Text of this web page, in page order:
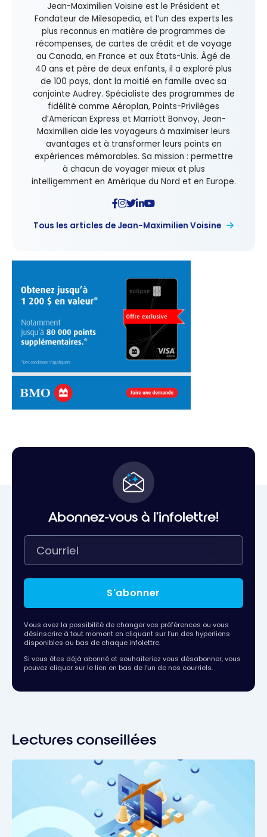
Jean-Maximilien Voisine est le Président et
Fondateur de Milesopedia, et l’un des experts les
plus reconnus en matière de programmes de
récompenses, de cartes de crédit et de voyage
au Canada, en France et aux États-Unis. Âgé de
40 ans et père de deux enfants, il a exploré plus
de 100 pays, dont la moitié en famille avec sa
conjointe Audrey. Spécialiste des programmes de
fidélité comme Aéroplan, Points-Privilèges
d’American Express et Marriott Bonvoy, Jean-
Maximilien aide les voyageurs à maximiser leurs
avantages et à transformer leurs points en
expériences mémorables. Sa mission : permettre
à chacun de voyager mieux et plus
intelligemment en Amérique du Nord et en Europe.
Tous les articles de Jean-Maximilien Voisine
Abonnez-vous à l'infolettre!
S'abonner
Vous avez la possibilité de changer vos préférences ou vous
désinscrire à tout moment en cliquant sur l’un des hyperliens
disponibles au bas de chaque infolettre.
Si vous êtes déjà abonné et souhaiteriez vous désabonner, vous
pouvez cliquer sur le lien en bas de l’un de nos courriels.
Lectures conseillées